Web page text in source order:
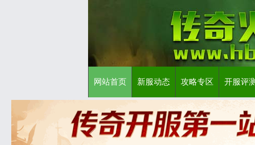
网站首页 新服动态 攻略专区 开服评测